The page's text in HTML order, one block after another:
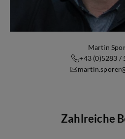
Martin
+43 (0)5283 /
Zahlreiche